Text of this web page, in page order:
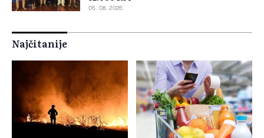
05. 08. 2026.
Najčitanije